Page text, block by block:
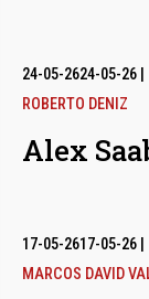
24-05-2624-05-26
ROBERTO DENIZ
Alex
17-05-2617-05-26
MARCOS DAVID